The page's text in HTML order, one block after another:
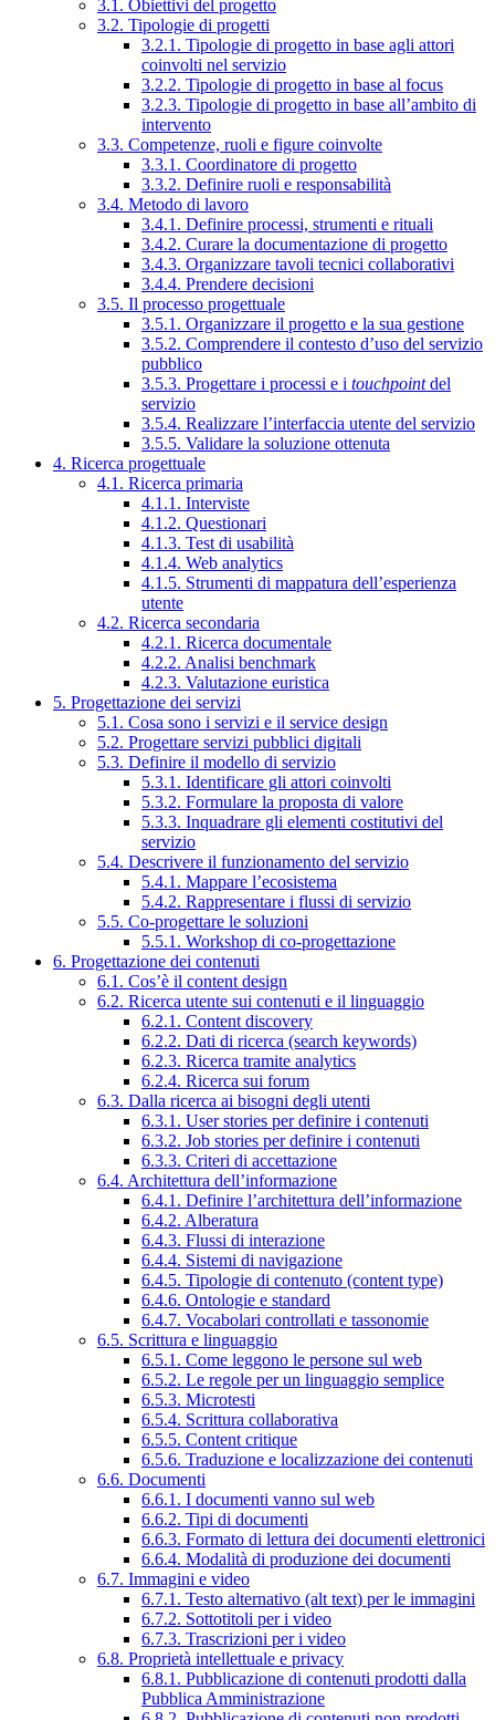
3.1. Obiettivi del progetto
3.2. Tipologie di progetti
3.2.1. Tipologie di progetto in base agli attori
coinvolti nel servizio
3.2.2. Tipologie di progetto in base al focus
3.2.3. Tipologie di progetto in base all’ambito di
intervento
3.3. Competenze, ruoli e figure coinvolte
3.3.1. Coordinatore di progetto
3.3.2. Definire ruoli e responsabilità
3.4. Metodo di lavoro
3.4.1. Definire processi, strumenti e rituali
3.4.2. Curare la documentazione di progetto
3.4.3. Organizzare tavoli tecnici collaborativi
3.4.4. Prendere decisioni
3.5. Il processo progettuale
3.5.1. Organizzare il progetto e la sua gestione
3.5.2. Comprendere il contesto d’uso del servizio
pubblico
3.5.3. Progettare i processi e i touchpointdel
servizio
3.5.4. Realizzare l’interfaccia utente del servizio
3.5.5. Validare la soluzione ottenuta
4. Ricerca progettuale
4.1. Ricerca primaria
4.1.1. Interviste
4.1.2. Questionari
4.1.3. Test di usabilità
4.1.4. Web analytics
4.1.5. Strumenti di mappatura dell’esperienza
utente
4.2. Ricerca secondaria
4.2.1. Ricerca documentale
4.2.2. Analisi benchmark
4.2.3. Valutazione euristica
5. Progettazione dei servizi
5.1. Cosa sono i servizi e il service design
5.2. Progettare servizi pubblici digitali
5.3. Definire il modello di servizio
5.3.1. Identificare gli attori coinvolti
5.3.2. Formulare la proposta di valore
5.3.3. Inquadrare gli elementi costitutivi del
servizio
5.4. Descrivere il funzionamento del servizio
5.4.1. Mappare l’ecosistema
5.4.2. Rappresentare i flussi di servizio
5.5. Co-progettare le soluzioni
5.5.1. Workshop di co-progettazione
6. Progettazione dei contenuti
6.1. Cos’è il content design
6.2. Ricerca utente sui contenuti e il linguaggio
6.2.1. Content discovery
6.2.2. Dati di ricerca (search keywords)
6.2.3. Ricerca tramite analytics
6.2.4. Ricerca sui forum
6.3. Dalla ricerca ai bisogni degli utenti
6.3.1. User stories per definire i contenuti
6.3.2. Job stories per definire i contenuti
6.3.3. Criteri di accettazione
6.4. Architettura dell’informazione
6.4.1. Definire l’architettura dell’informazione
6.4.2. Alberatura
6.4.3. Flussi di interazione
6.4.4. Sistemi di navigazione
6.4.5. Tipologie di contenuto (content type)
6.4.6. Ontologie e standard
6.4.7. Vocabolari controllati e tassonomie
6.5. Scrittura e linguaggio
6.5.1. Come leggono le persone sul web
6.5.2. Le regole per un linguaggio semplice
6.5.3. Microtesti
6.5.4. Scrittura collaborativa
6.5.5. Content critique
6.5.6. Traduzione e localizzazione dei contenuti
6.6. Documenti
6.6.1. I documenti vanno sul web
6.6.2. Tipi di documenti
6.6.3. Formato di lettura dei documenti elettronici
6.6.4. Modalità di produzione dei documenti
6.7. Immagini e video
6.7.1. Testo alternativo (alt text) per le immagini
6.7.2. Sottotitoli per i video
6.7.3. Trascrizioni per i video
6.8. Proprietà intellettuale e privacy
6.8.1. Pubblicazione di contenuti prodotti dalla
Pubblica Amministrazione